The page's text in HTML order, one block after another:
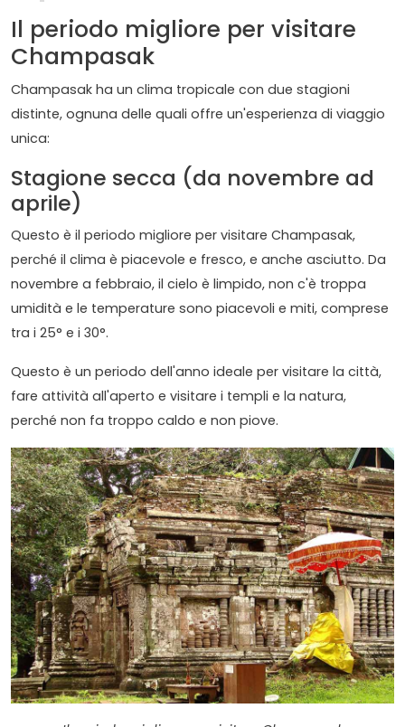
Il periodo migliore per visitare
Champasak
Champasak ha un clima tropicale con due stagioni
distinte, ognuna delle quali offre un'esperienza di viaggio
unica:
Stagione secca (da novembre ad
aprile)
Questo è il periodo migliore per visitare Champasak,
perché il clima è piacevole e fresco, e anche asciutto. Da
novembre a febbraio, il cielo è limpido, non c'è troppa
umidità e le temperature sono piacevoli e miti, comprese
tra i 25° e i 30°.
Questo è un periodo dell'anno ideale per visitare la città,
fare attività all'aperto e visitare i templi e la natura,
perché non fa troppo caldo e non piove.